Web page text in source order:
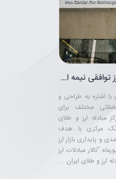
تالار مبادلات ارز توافقی نیمه اول شهریور افتتاح می شود/ کشف قیمت در این بازار نقد بصورت حراج
اشاره به طراحی و
مختلف برای
مبادله ارز و طلای
مرکزی با هدف
و پایداری بازار ارز
"تالار مبادلات ارز
ارز و طلای ایران ...